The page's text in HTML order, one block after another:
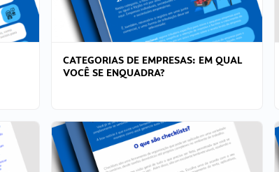
CATEGORIAS DE EMPRESAS: EM QUAL
VOCÊ SE ENQUADRA?